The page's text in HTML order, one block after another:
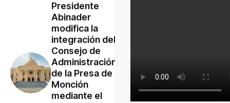
Presidente
Abinader
modifica la
integración del
Consejo de
Administración
de la Presa de
Monción
mediante el